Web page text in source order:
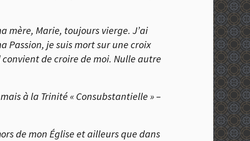
mère, Marie, toujours vierge. J’ai
Passion, je suis mort sur une croix
convient de croire de moi. Nulle autre
à la Trinité « Consubstantielle » –
de mon Église et ailleurs que dans